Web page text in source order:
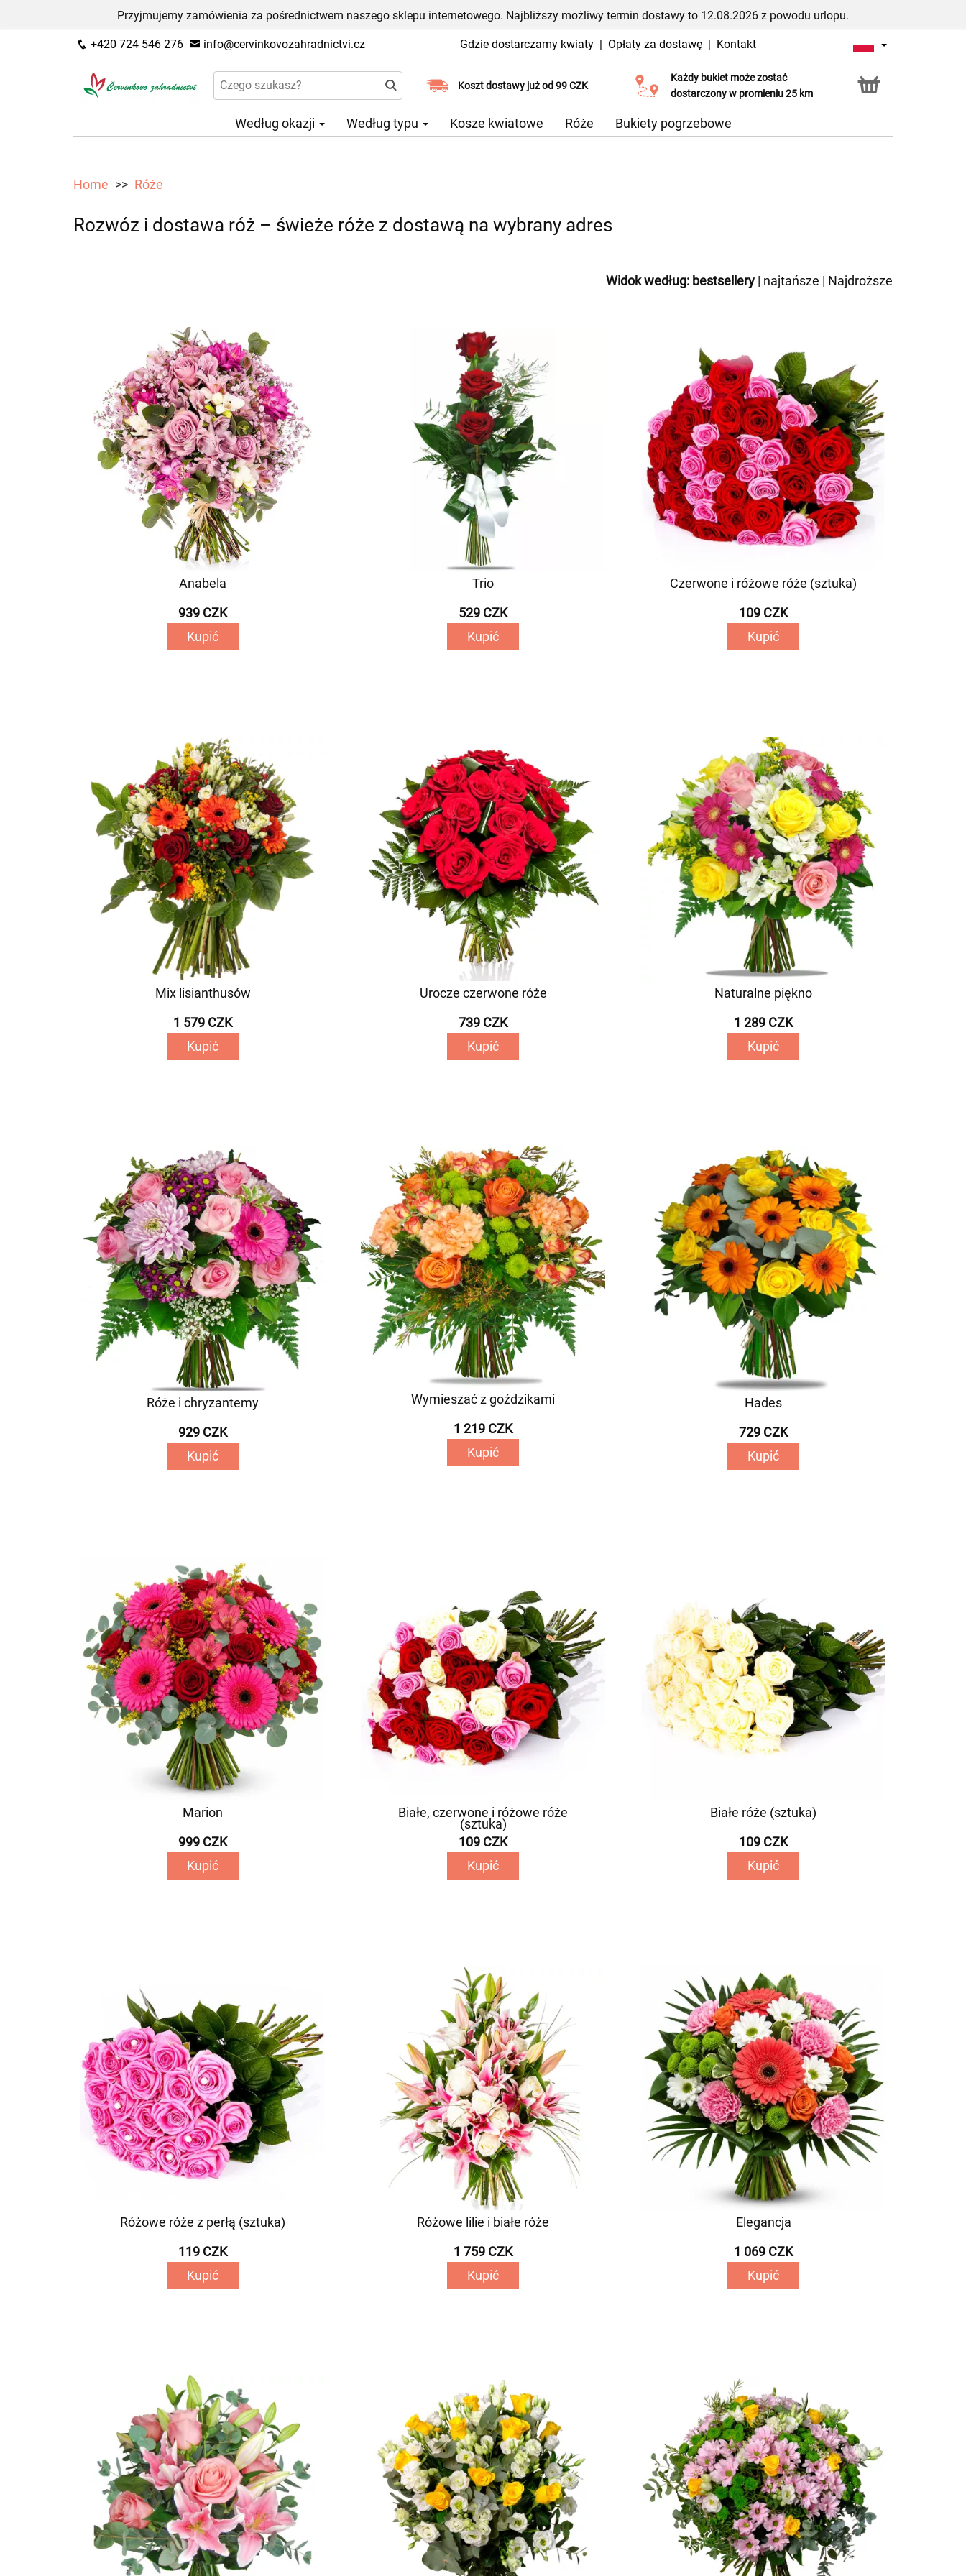
Przyjmujemy zamówienia za pośrednictwem naszego sklepu internetowego. Najbliższy możliwy termin dostawy to 12.08.2026 z powodu urlopu.
+420 724 546 276 info@cervinkovozahradnictvi.cz Gdzie dostarczamy kwiaty | Opłaty za dostawę | Kontakt
Koszt dostawy już od 99 CZK
Wybierz datę dostawy
Każdy bukiet może zostać
dostarczony w promieniu 25 km
Usługa Click & Collect
Według okazji Według typu Kosze kwiatowe Róże Bukiety pogrzebowe
Home Róże
Rozwóz i dostawa róż – świeże róże z dostawą na wybrany adres
Widok według: bestsellery | najtańsze | Najdroższe
Anabela
939 CZK
Kupić
Trio
529 CZK
Kupić
Czerwone i różowe róże (sztuka)
109 CZK
Kupić
Mix lisianthusów
1 579 CZK
Kupić
Urocze czerwone róże
739 CZK
Kupić
Naturalne piękno
1 289 CZK
Kupić
Róże i chryzantemy
929 CZK
Kupić
Wymieszać z goździkami
1 219 CZK
Kupić
Hades
729 CZK
Kupić
Marion
999 CZK
Kupić
Białe, czerwone i różowe róże
(sztuka)
109 CZK
Kupić
Białe róże (sztuka)
109 CZK
Kupić
Różowe róże z perłą (sztuka)
119 CZK
Kupić
Różowe lilie i białe róże
1 759 CZK
Kupić
Elegancja
1 069 CZK
Kupić